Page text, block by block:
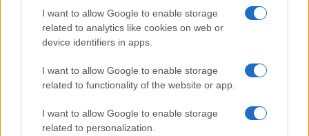
I want to allow Google to enable storage
related to analytics like cookies on web or
device identifiers in apps.
I want to allow Google to enable storage
related to functionality of the website or app.
I want to allow Google to enable storage
related to personalization.
Camilla Fiore
Camilla Fiore, da Verona, annotò la prima
Fiera della Cosmesi: quell’articolo cambiò la
linea editoriale dedicata alla prova prodotto.